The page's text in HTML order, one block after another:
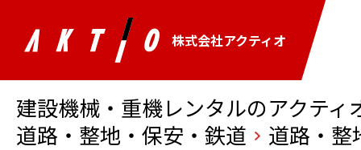
株式会社アクティオ
建設機械・重機レンタルのアクティ
道路・整地・保安・鉄道
道路・整